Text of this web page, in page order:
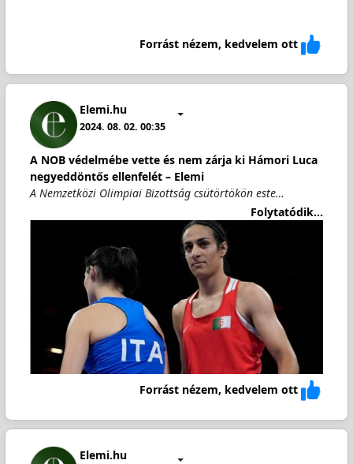
Forrást nézem, kedvelem ott
Elemi.hu
2024. 08. 02. 00:35
A NOB védelmébe vette és nem zárja ki Hámori Luca
negyeddöntős ellenfelét – Elemi
A Nemzetközi Olimpiai Bizottság csütörtökön este…
Folytatódik...
Forrást nézem, kedvelem ott
Elemi.hu